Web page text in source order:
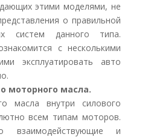
этими моделями, не
о правильной
систем данного типа.
с несколькими
эксплуатировать авто
моторного масла.
масла внутри силового
всем типам моторов.
и